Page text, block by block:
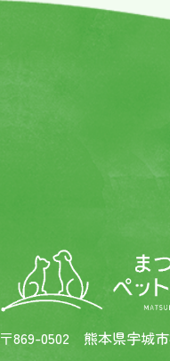
〒869-0502 熊本県宇城市